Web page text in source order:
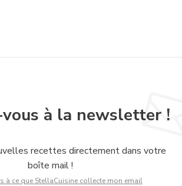
vous à la newsletter !
recettes directement dans votre
boîte mail !
à ce que StellaCuisine collecte mon email